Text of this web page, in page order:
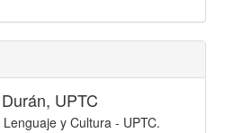
UPTC
y Cultura - UPTC.